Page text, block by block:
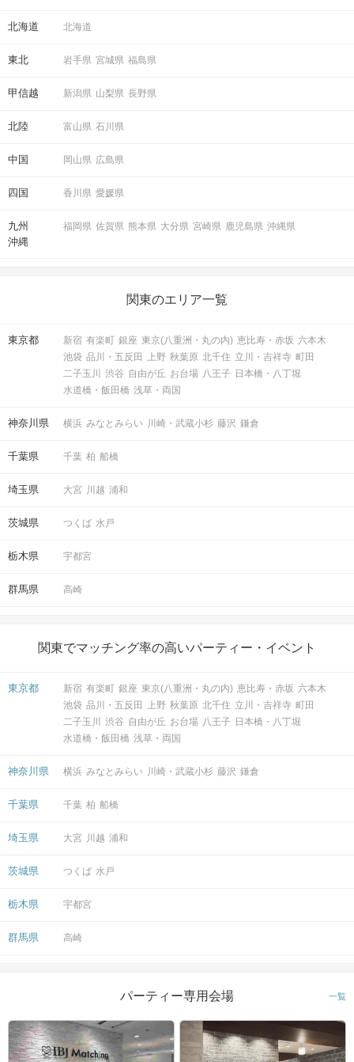
北海道 北海道
東北 岩手県 宮城県 福島県
甲信越 新潟県 山梨県 長野県
北陸 富山県 石川県
中国 岡山県 広島県
四国 香川県 愛媛県
九州
沖縄
福岡県 佐賀県 熊本県 大分県 宮崎県 鹿児島県 沖縄県
関東のエリア一覧
東京都 新宿 有楽町 銀座 東京(八重洲・丸の内) 恵比寿・赤坂 六本木
池袋 品川・五反田 上野 秋葉原 北千住 立川・吉祥寺 町田
二子玉川
渋谷 自由が丘 お台場 八王子 日本橋・八丁堀
水道橋・飯田橋 浅草・両国
神奈川県 横浜 みなとみらい 川崎・武蔵小杉 藤沢 鎌倉
千葉県 千葉 柏 船橋
埼玉県 大宮 川越 浦和
茨城県 つくば 水戸
栃木県 宇都宮
群馬県 高崎
関東でマッチング率の高いパーティー・イベント
東京都 新宿 有楽町 銀座 東京(八重洲・丸の内) 恵比寿・赤坂 六本木
池袋 品川・五反田 上野 秋葉原 北千住 立川・吉祥寺 町田
二子玉川
渋谷 自由が丘 お台場 八王子 日本橋・八丁堀
水道橋・飯田橋 浅草・両国
神奈川県 横浜 みなとみらい 川崎・武蔵小杉 藤沢 鎌倉
千葉県 千葉 柏 船橋
埼玉県 大宮 川越 浦和
茨城県 つくば 水戸
栃木県 宇都宮
群馬県 高崎
パーティー専用会場 一覧